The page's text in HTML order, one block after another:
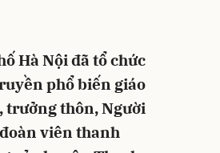
Hà Nội đã tổ chức
phổ biến giáo
trưởng thôn, Người
viên thanh